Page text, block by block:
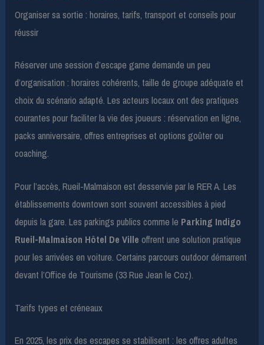
Organiser sa sortie : horaires, tarifs, transport et conseils pour
réussir
Réserver une session d’escape game demande un peu
d’organisation : horaires cohérents, taille de groupe adéquate et
choix du scénario adapté. Les acteurs locaux ont des pratiques
courantes pour faciliter la vie des joueurs : réservation en ligne,
packs anniversaire, offres entreprises et options goûter ou
coaching.
Pour l’accès, Rueil-Malmaison est desservie par le RER A. Les
établissements downtown sont souvent accessibles à pied
depuis la gare. Les parkings publics comme le Parking Indigo
Rueil-Malmaison Hôtel De Ville offrent une solution pratique
pour les arrivées en voiture. Certains parcours outdoor démarrent
devant l’Office de Tourisme (33 Rue Jean le Coz).
Tarifs types et créneaux
En 2025, les prix des escapes se stabilisent : les offres adultes